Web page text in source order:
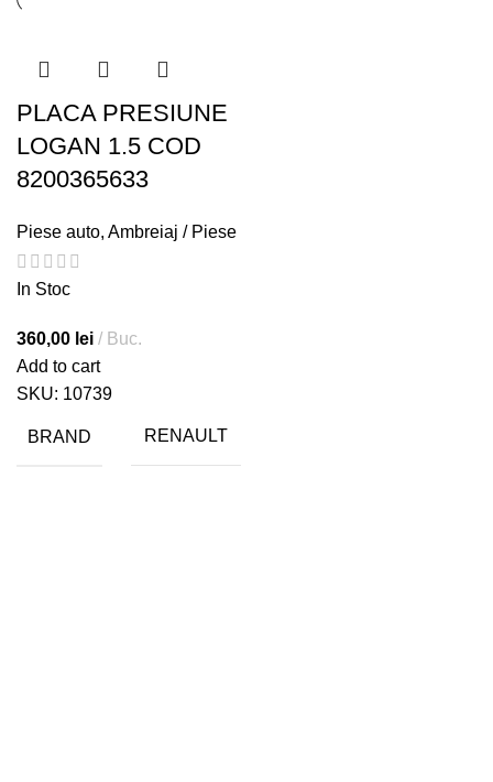
PLACA PRESIUNE
LOGAN 1.5 COD
8200365633
Piese auto, Ambreiaj / Piese
In Stoc
360,00 lei
Buc.
Add to cart
SKU: 10739
BRAND RENAULT